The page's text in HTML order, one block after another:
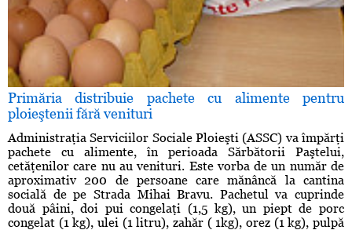
Primăria distribuie pachete cu alimente pentru
ploieştenii fără venituri
Administraţia Serviciilor Sociale Ploieşti (ASSC) va împărţi
pachete cu alimente, în perioada Sărbătorii Paştelui,
cetăţenilor care nu au venituri. Este vorba de un număr de
aproximativ 200 de persoane care mănâncă la cantina
socială de pe Strada Mihai Bravu. Pachetul va cuprinde
două pâini, doi pui congelaţi (1,5 kg), un piept de porc
congelat (1 kg), ulei (1 litru), zahăr ( 1kg), orez (1 kg), pulpă